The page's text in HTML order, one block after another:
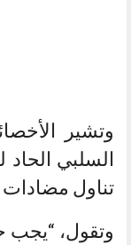
وتشير
السلبي
تناول
وتقول،